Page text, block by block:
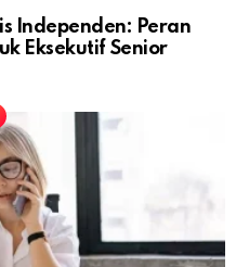
Independen: Peran
Eksekutif Senior